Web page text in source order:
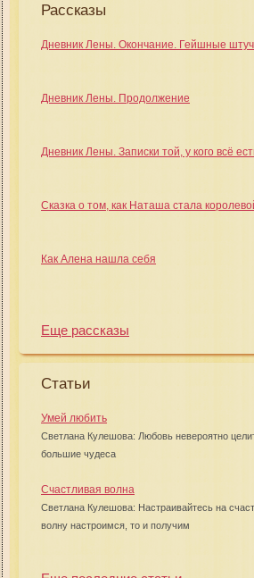
Рассказы
Дневник Лены. Окончание. Гейшные
Дневник Лены. Продолжение
Дневник Лены. Записки той, у кого всё
Сказка о том, как Наташа стала
Как Алена нашла себя
Еще рассказы
Статьи
Умей любить
Светлана Кулешова: Любовь невероятно
большие чудеса
Счастливая волна
Светлана Кулешова: Настраивайтесь на
волну настроимся, то и получим